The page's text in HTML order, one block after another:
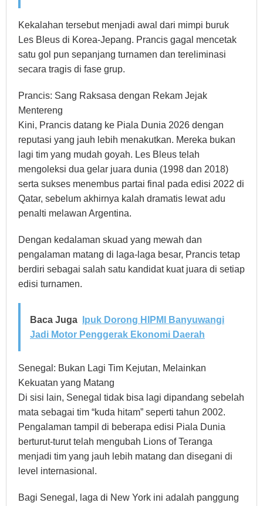
Kekalahan tersebut menjadi awal dari mimpi buruk
Les Bleus di Korea-Jepang. Prancis gagal mencetak
satu gol pun sepanjang turnamen dan tereliminasi
secara tragis di fase grup.
Prancis: Sang Raksasa dengan Rekam Jejak
Mentereng
Kini, Prancis datang ke Piala Dunia 2026 dengan
reputasi yang jauh lebih menakutkan. Mereka bukan
lagi tim yang mudah goyah. Les Bleus telah
mengoleksi dua gelar juara dunia (1998 dan 2018)
serta sukses menembus partai final pada edisi 2022 di
Qatar, sebelum akhirnya kalah dramatis lewat adu
penalti melawan Argentina.
Dengan kedalaman skuad yang mewah dan
pengalaman matang di laga-laga besar, Prancis tetap
berdiri sebagai salah satu kandidat kuat juara di setiap
edisi turnamen.
Baca Juga
Ipuk Dorong HIPMI Banyuwangi
Jadi Motor Penggerak Ekonomi Daerah
Senegal: Bukan Lagi Tim Kejutan, Melainkan
Kekuatan yang Matang
Di sisi lain, Senegal tidak bisa lagi dipandang sebelah
mata sebagai tim “kuda hitam” seperti tahun 2002.
Pengalaman tampil di beberapa edisi Piala Dunia
berturut-turut telah mengubah Lions of Teranga
menjadi tim yang jauh lebih matang dan disegani di
level internasional.
Bagi Senegal, laga di New York ini adalah panggung